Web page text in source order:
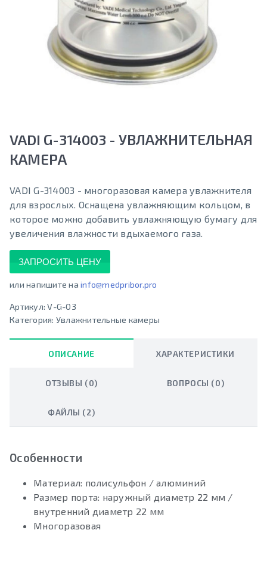
VADI G-314003 - УВЛАЖНИТЕЛЬНАЯ
КАМЕРА
VADI G-314003 - многоразовая камера увлажнителя
для взрослых. Оснащена увлажняющим кольцом, в
которое можно добавить увлажняющую бумагу для
увеличения влажности вдыхаемого газа.
ЗАПРОСИТЬ ЦЕНУ
или напишите на info@medpribor.pro
Артикул:V-G-03
Категория: Увлажнительные камеры
ОПИСАНИЕ ХАРАКТЕРИСТИКИ
ОТЗЫВЫ (0) ВОПРОСЫ (0)
ФАЙЛЫ (2)
Особенности
Материал: полисульфон / алюминий
Размер порта: наружный диаметр 22 мм /
внутренний диаметр 22 мм
Многоразовая